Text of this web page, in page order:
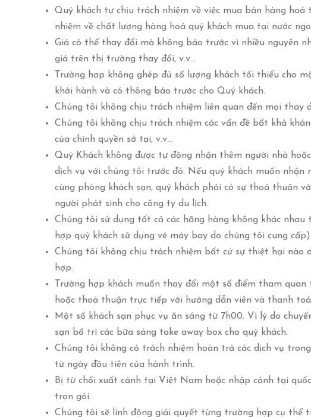
Quý khách tự chịu trách nhiệm về việc mua bán hàng
nhiệm về chất lượng hàng hoá quý khách mua tại nước
Giá có thể thay đổi mà không báo trước vì nhiều nguyên
giá trên thị trường thay đổi, v.v…
Trường hợp không ghép đủ số lượng khách tối thiểu cho
khởi hành và có thông báo trước cho Quý khách.
Chúng tôi không chịu trách nhiệm liên quan đến mọi thay
Chúng tôi không chịu trách nhiệm các vấn đề bất khả
của chính quyền sở tại, v.v…
Quý Khách không được tự động nhận thêm người nhà
dịch vụ với chúng tôi trước đó. Nếu quý khách muốn nhận
cùng phòng khách sạn, quý khách phải có sự thoả thuận
người phát sinh cho công ty du lịch.
Chúng tôi sử dụng tất cả các hãng hàng không khác
hợp quý khách sử dụng vé máy bay do chúng tôi cung cấp).
Chúng tôi không chịu trách nhiệm bất cứ sự thiệt hại nào
hợp.
Trường hợp khách muốn thay đổi một số điểm tham
hoặc thoả thuận trực tiếp với hướng dẫn viên và thanh
Một số khách sạn phục vụ ăn sáng từ 7h00. Vì lý do
sạn bố trí các bữa sáng take away box cho quý khách.
Chúng tôi không có trách nhiệm hoàn trả các dịch vụ
từ ngày đầu tiên của hành trình.
Bị từ chối xuất cảnh tại Việt Nam hoặc nhập cảnh tại
trọn gói.
Chúng tôi sẽ linh động giải quyết từng trường hợp cụ thể